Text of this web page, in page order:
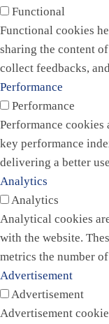
Functional
Functional cookies
sharing the content
collect feedbacks,
Performance
Performance
Performance cookies
key performance
delivering a better
Analytics
Analytics
Analytical cookies
with the website.
metrics the number
Advertisement
Advertisement
Advertisement